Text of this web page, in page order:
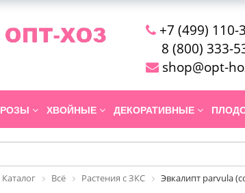
+7 (499) 110-
8 (800) 333-
shop@opt-
РОЗЫ ХВОЙНЫЕ ДЕКОРАТИВНЫЕ
Каталог Всё Растения с ЗКС Эвкалипт parvula